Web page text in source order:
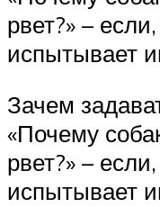
рвет?» –
испытывает
Зачем
«Почему
рвет?» –
испытывает